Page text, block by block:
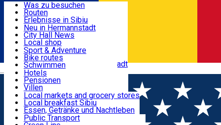
Română
Nützliche informationen
Aktivitäten & Abenteuer
Unterkunft
Essen, Getränke & Nachtleben
Transport & Parken
Was zu besuchen
Routen
Erlebnisse in Sibiu
Podcast
Kultur
Museen
Kirchen
Parks, Zoo
Im Umkreis von Hermannstadt
Neu in Hermannstadt
City Hall News
Local shop
Sibiu Handwerker
Sibiul Verde
Public services
Bildung
Wie komme ich nach Sibiu?
Touristeninfo
Reiseführer
Guided tours
Local publication
Schönheitssalon
Sport & Adventure
Bike routes
Schwimmen
Reiten
Fitnessstudio
Loc de joacă indoor
Loc de joacă outdoor
Ski
Eislaufen
Yoga
Hotels
Pensionen
Villen
Hostels
Motels
Camping
Zimmer zu vermieten
Local markets and grocery stores
Local breakfast Sibiu
Essen, Getränke und Nachtleben
Pizza
Public Transport